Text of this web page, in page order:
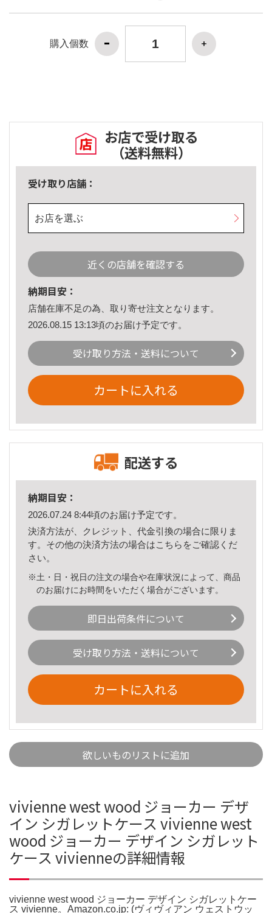
購入個数
お店で受け取る
（送料無料）
受け取り店舗：
お店を選ぶ
近くの店舗を確認する
納期目安：
店舗在庫不足の為、取り寄せ注文となります。
2026.08.15 13:13頃のお届け予定です。
受け取り方法・送料について
カートに入れる
配送する
納期目安：
2026.07.24 8:44頃のお届け予定です。
決済方法が、クレジット、代金引換の場合に限りま
す。その他の決済方法の場合はこちら をご確認くだ
さい。
※土・日・祝日の注文の場合や在庫状況によって、商品
のお届けにお時間をいただく場合がございます。
即日出荷条件について
受け取り方法・送料について
カートに入れる
欲しいものリストに追加
vivienne west wood ジョーカー デザ
イン シガレットケース vivienne west
wood ジョーカー デザイン シガレット
ケース vivienneの詳細情報
vivienne west wood ジョーカー デザイン シガレットケー
ス vivienne。Amazon.co.jp: (ヴィヴィアン ウェストウッ